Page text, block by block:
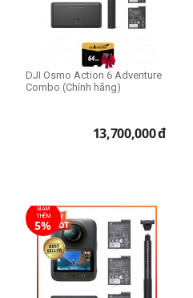
DJI Osmo Action 6 Adventure
Combo (Chính hãng)
13,700,000đ
GIẢM
THÊM
5%